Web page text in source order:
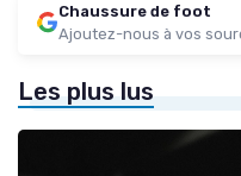
Chaussure de foot
Ajoutez-nous à vos
Les plus lus